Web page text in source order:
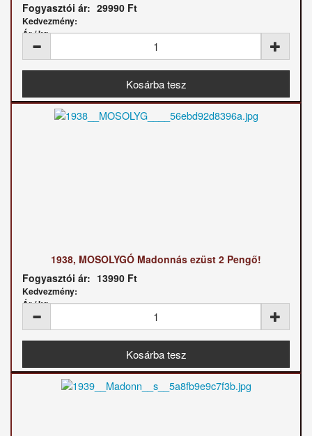
Fogyasztói ár: 29990 Ft
Kedvezmény:
Ár / kg:
1938, MOSOLYGÓ Madonnás ezüst 2 Pengő!
Fogyasztói ár: 13990 Ft
Kedvezmény:
Ár / kg: